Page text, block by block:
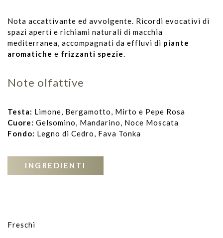
Nota accattivante ed avvolgente. Ricordi evocativi di
spazi aperti e richiami naturali di macchia
mediterranea, accompagnati da effluvi di piante
aromatiche e frizzanti spezie
Note olfattive
Testa: Limone, Bergamotto, Mirto e Pepe Rosa
Cuore: Gelsomino, Mandarino, Noce Moscata
Fondo: Legno di Cedro, Fava Tonka
INGREDIENTI
Freschi